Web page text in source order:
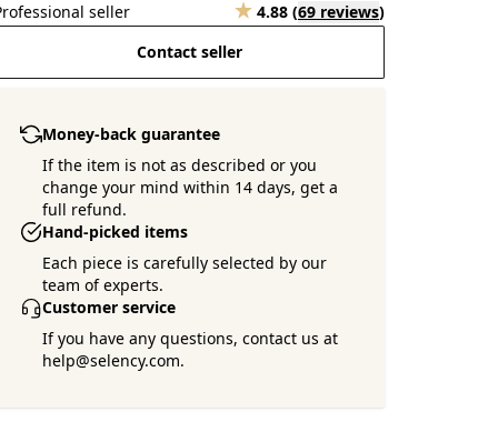
seller 4.88 (69 reviews)
Contact seller
Money-back guarantee
If the item is not as described or you
change your mind within 14 days, get a
full refund.
Hand-picked items
Each piece is carefully selected by our
team of experts.
Customer service
If you have any questions, contact us at
help@selency.com.